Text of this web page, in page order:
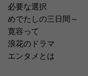
必要な選択
めでたしの三日間～
寛容って
浪花のドラマ
エンタメとは